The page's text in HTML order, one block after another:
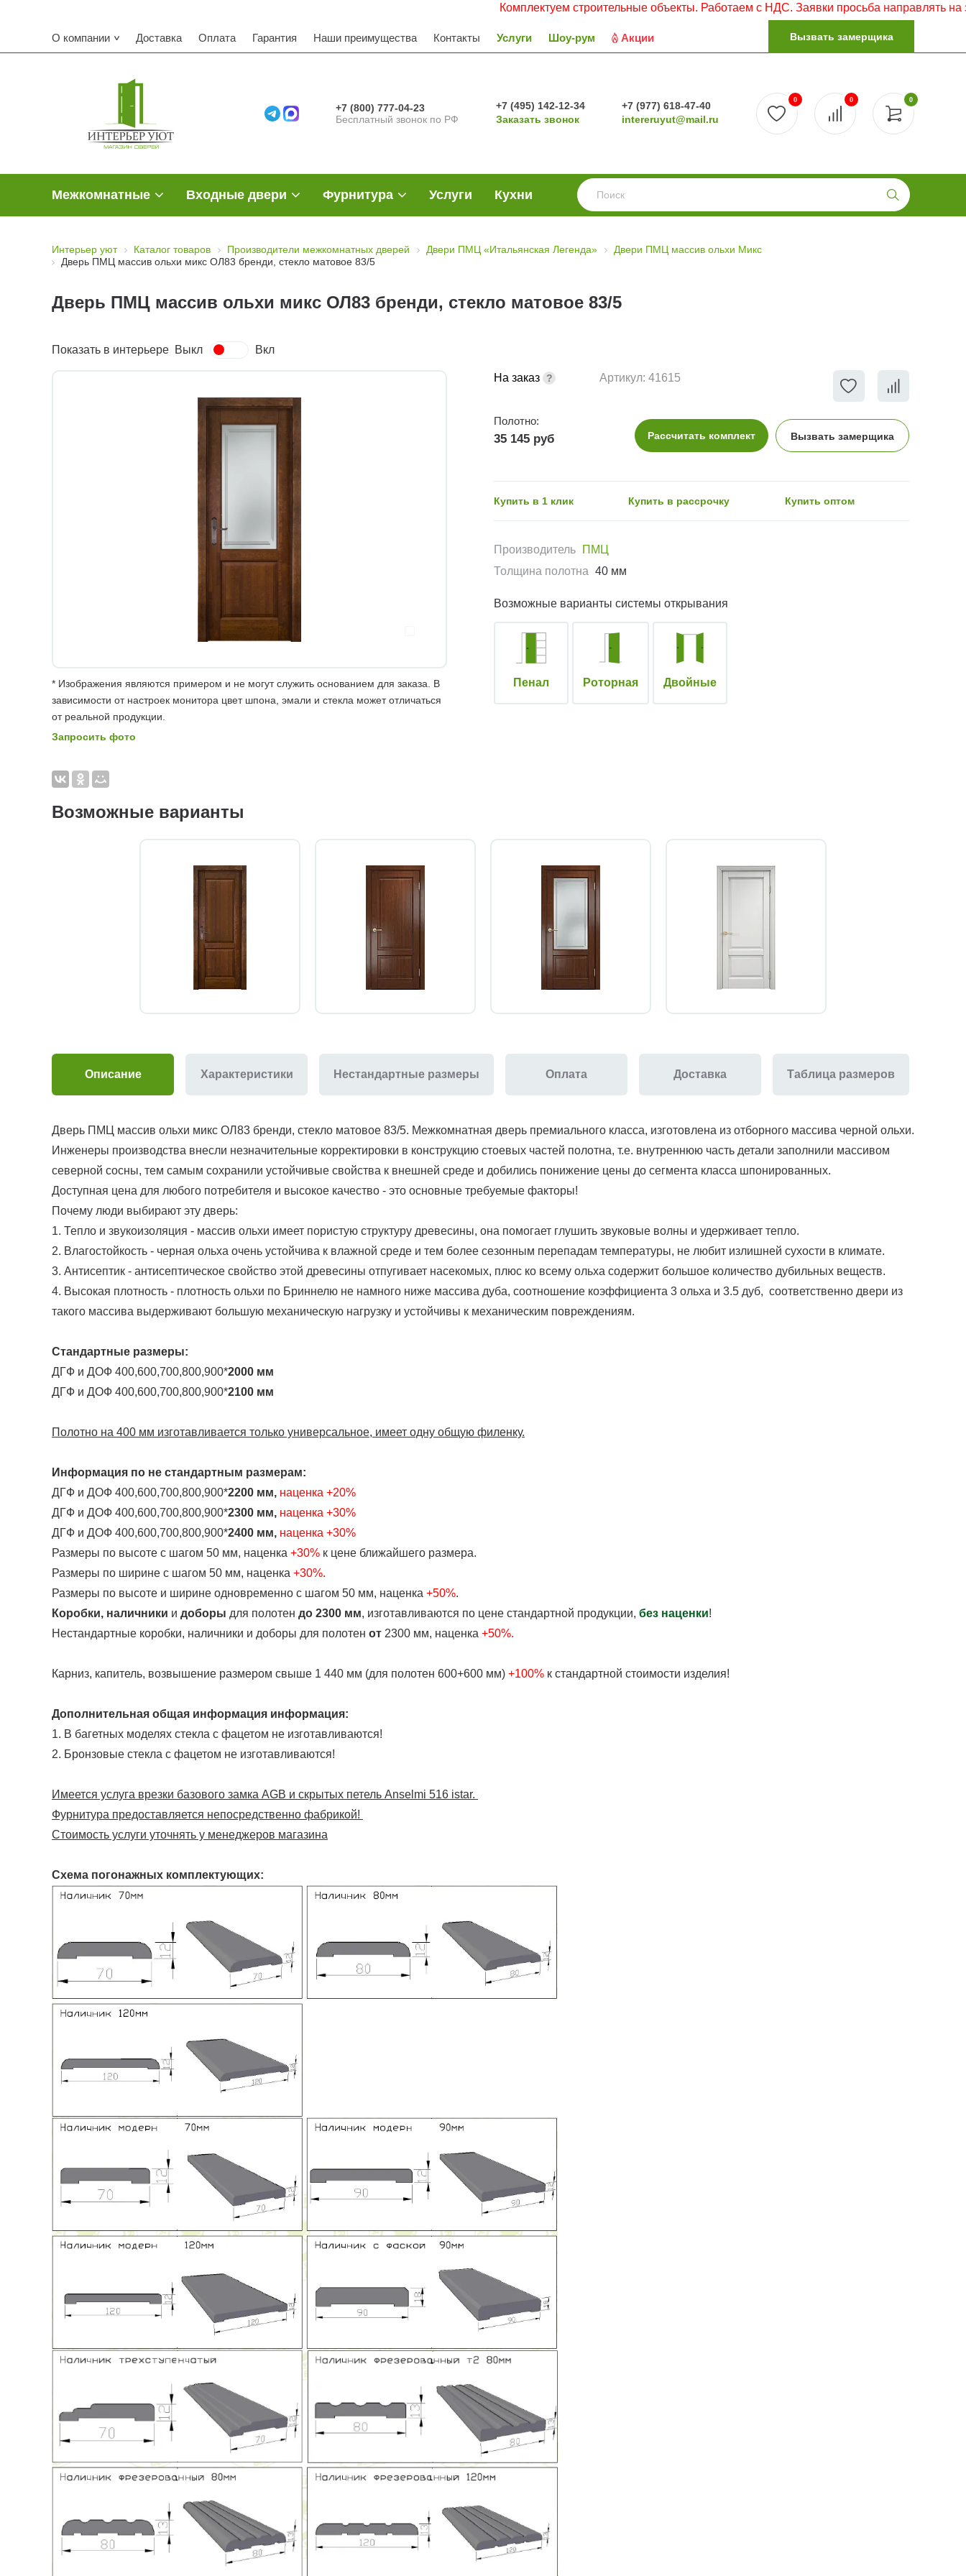
Комплектуем строительные объекты. Работаем с НДС. Заявки просьба направлять на
О компании Доставка Оплата Гарантия Наши преимущества Контакты Услуги Шоу-рум Акции Вызвать замерщика
+7 (800) 777-04-23
Бесплатный звонок по РФ
+7 (495) 142-12-34
Заказать звонок
+7 (977) 618-47-40
intereruyut@mail.ru
0
0 0
Межкомнатные Входные двери Фурнитура Услуги Кухни
Интерьер уют Каталог товаров Производители межкомнатных дверей Двери ПМЦ «Итальянская Легенда»
Двери ПМЦ массив ольхи Микс
Дверь ПМЦ массив ольхи микс ОЛ83 бренди, стекло матовое 83/5
Дверь ПМЦ массив ольхи микс ОЛ83 бренди, стекло матовое 83/5
Показать в интерьере Выкл Вкл
* Изображения являются примером и не могут служить основанием для заказа. В
зависимости от настроек монитора цвет шпона, эмали и стекла может отличаться
от реальной продукции.
Запросить фото
На заказ Артикул: 41615
Полотно:
35 145 руб Рассчитать комплект Вызвать замерщика
Купить в 1 клик Купить в рассрочку Купить оптом
Производитель
ПМЦ
Толщина полотна 40 мм
Возможные варианты системы открывания
Пенал Роторная Двойные
Возможные варианты
Описание Характеристики Нестандартные размеры Оплата Доставка Таблица размеров
Дверь ПМЦ массив ольхи микс ОЛ83 бренди, стекло матовое 83/5. Межкомнатная дверь премиального класса, изготовлена из отборного массива черной ольхи.
Инженеры производства внесли незначительные корректировки в конструкцию стоевых частей полотна, т.е. внутреннюю часть детали заполнили массивом
северной сосны, тем самым сохранили устойчивые свойства к внешней среде и добились понижение цены до сегмента класса шпонированных.
Доступная цена для любого потребителя и высокое качество - это основные требуемые факторы!
Почему люди выбирают эту дверь:
1. Тепло и звукоизоляция - массив ольхи имеет пористую структуру древесины, она помогает глушить звуковые волны и удерживает тепло.
2. Влагостойкость - черная ольха очень устойчива к влажной среде и тем более сезонным перепадам температуры, не любит излишней сухости в климате.
3. Антисептик - антисептическое свойство этой древесины отпугивает насекомых, плюс ко всему ольха содержит большое количество дубильных веществ.
4. Высокая плотность - плотность ольхи по Бриннелю не намного ниже массива дуба, соотношение коэффициента 3 ольха и 3.5 дуб, соответственно двери из
такого массива выдерживают большую механическую нагрузку и устойчивы к механическим повреждениям.
Стандартные размеры:
ДГФ и ДОФ 400,600,700,800,900*2000 мм
ДГФ и ДОФ 400,600,700,800,900*2100 мм
Полотно на 400 мм изготавливается только универсальное, имеет одну общую филенку.
Информация по не стандартным размерам:
ДГФ и ДОФ 400,600,700,800,900*2200 мм, наценка +20%
ДГФ и ДОФ 400,600,700,800,900*2300 мм, наценка +30%
ДГФ и ДОФ 400,600,700,800,900*2400 мм, наценка +30%
Размеры по высоте с шагом 50 мм, наценка +30% к цене ближайшего размера.
Размеры по ширине с шагом 50 мм, наценка +30%.
Размеры по высоте и ширине одновременно с шагом 50 мм, наценка +50%.
Коробки, наличники и доборы для полотен до 2300 мм, изготавливаются по цене стандартной продукции, без наценки!
Нестандартные коробки, наличники и доборы для полотен от 2300 мм, наценка +50%.
Карниз, капитель, возвышение размером свыше 1 440 мм (для полотен 600+600 мм) +100% к стандартной стоимости изделия!
Дополнительная общая информация информация:
1. В багетных моделях стекла с фацетом не изготавливаются!
2. Бронзовые стекла с фацетом не изготавливаются!
Имеется услуга врезки базового замка AGB и скрытых петель Anselmi 516 istar.
Фурнитура предоставляется непосредственно фабрикой!
Стоимость услуги уточнять у менеджеров магазина
Схема погонажных комплектующих: